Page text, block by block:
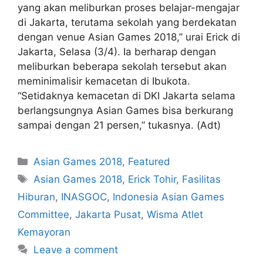
yang akan meliburkan proses belajar-mengajar
di Jakarta, terutama sekolah yang berdekatan
dengan venue Asian Games 2018,” urai Erick di
Jakarta, Selasa (3/4). Ia berharap dengan
meliburkan beberapa sekolah tersebut akan
meminimalisir kemacetan di Ibukota.
“Setidaknya kemacetan di DKI Jakarta selama
berlangsungnya Asian Games bisa berkurang
sampai dengan 21 persen,” tukasnya. (Adt)
Asian Games 2018, Featured
Asian Games 2018, Erick Tohir, Fasilitas
Hiburan, INASGOC, Indonesia Asian Games
Committee, Jakarta Pusat, Wisma Atlet
Kemayoran
Leave a comment